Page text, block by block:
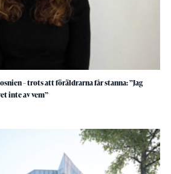
– trots att föräldrarna får stanna: ”Jag
inte av vem”